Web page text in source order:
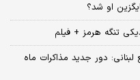
او شد؟
تنگه هرمز + فیلم
دور جدید مذاکرات ماه